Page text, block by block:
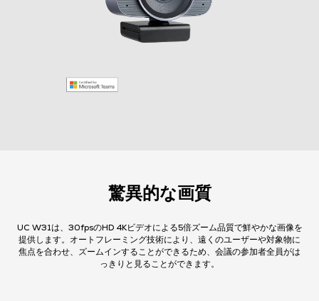
驚異的な画質
UC W31は、30fpsのHD 4Kビデオによる5倍ズーム品質で鮮やかな画像を
提供します。オートフレーミング技術により、遠くのユーザーや対象物に
焦点を合わせ、ズームインすることができるため、会議の参加者全員がは
っきりと見ることができます。